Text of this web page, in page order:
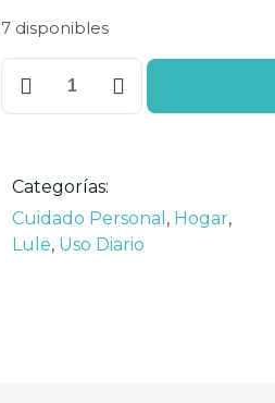
7 disponibles
de
Simply
Fresh
Categorías:
Cuidado Personal , Hogar,
Lulë, Uso Diario